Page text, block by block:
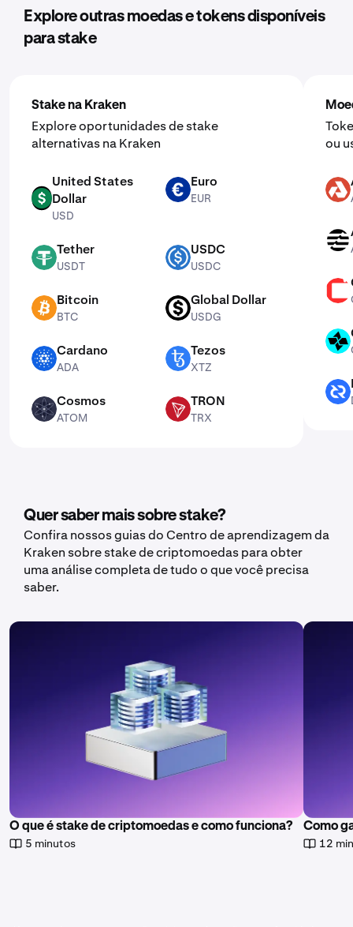
Explore outras moedas e tokens disponíveis
para stake
Stake na Kraken
Explore oportunidades de stake
alternativas na Kraken
USD
United States
Dollar
USD
EUR Euro
EUR
USDT Tether
USDT
USDC USDC
USDC
BTC Bitcoin
BTC
USDG Global Dollar
USDG
ADA Cardano
ADA
XTZ Tezos
XTZ
ATOM Cosmos
ATOM
TRX TRON
TRX
ou
AKT
APT
CTSI
DCR
Quer saber mais sobre stake?
Confira nossos guias do Centro de aprendizagem da
Kraken sobre stake de criptomoedas para obter
uma análise completa de tudo o que você precisa
saber.
O que é stake de criptomoedas e como funciona?
5 minutos
Como
12